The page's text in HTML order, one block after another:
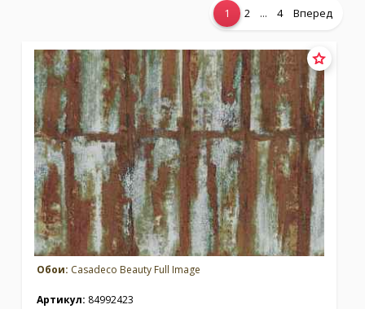
Личный кабинет
Москва (сменить город)
Заказать обратный звонок
1 2 ... 4 Вперед
Обои: Casadeco Beauty Full Image
Артикул: 84992423